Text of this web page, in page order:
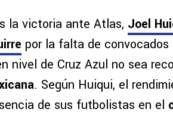
la victoria ante Atlas, Joel
por la falta de
nivel de Cruz Azul no sea
. Según Huiqui, el
de sus futbolistas en el